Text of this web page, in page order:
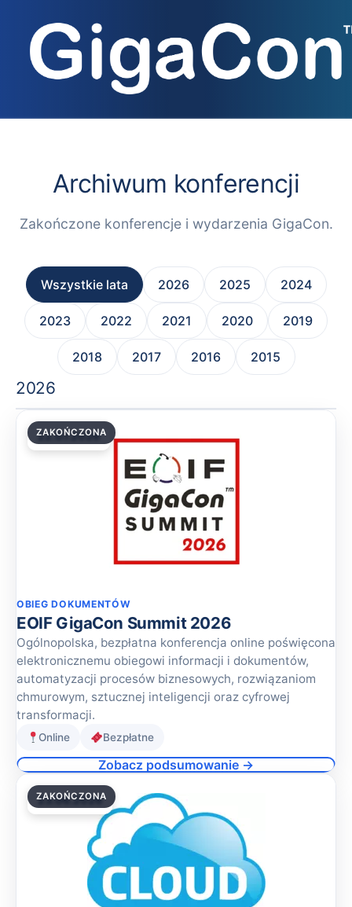
treści
Archiwum konferencji
Zakończone konferencje i wydarzenia GigaCon.
Wszystkie lata 2026 2025 2024
2023 2022 2021 2020 2019
2018 2017 2016 2015
2026
22.07.2026
ZAKOŃCZONA
OBIEG DOKUMENTÓW
EOIF GigaCon Summit 2026
Ogólnopolska, bezpłatna konferencja online poświęcona
elektronicznemu obiegowi informacji i dokumentów,
automatyzacji procesów biznesowych, rozwiązaniom
chmurowym, sztucznej inteligencji oraz cyfrowej
transformacji.
Online Bezpłatne
Zobacz podsumowanie →
23.06.2026
ZAKOŃCZONA